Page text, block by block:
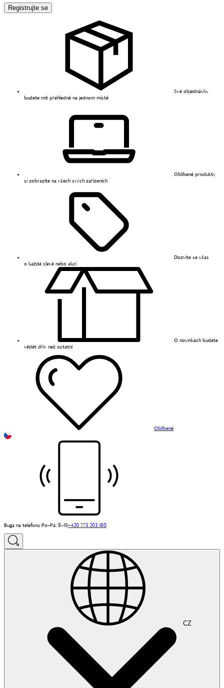
Registrujte se
Své objednávky
budete mít přehledně na jednom místě
Oblíbené produkty
si zobrazíte na všech svých zařízeních
Dozvíte se včas
o každé slevě nebo akci
O novinkách budete
vědět dřív než ostatní
Oblíbené
Buga na telefonu Po–Pá: 8–15+420 773 203 180
CZ